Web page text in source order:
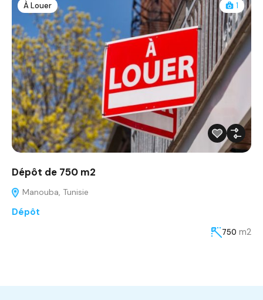
À Louer 1
Dépôt de 750 m2
Manouba, Tunisie
Dépôt
750 m2